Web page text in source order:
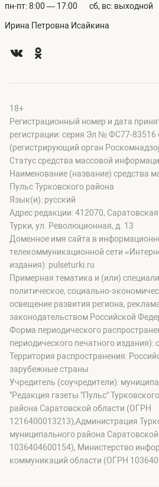
пн-пт: 8:00 — 17:00 сб, вс: выходной
Ирина Петровна Исайкина
18+
Регистрационный номер и дата
регистрации: серия Эл № ФС77-83516
(регистрирующий орган
Статус средства массовой
Наименование (название) средства
Пульс Турковского района
Язык(и): русский
Адрес редакции: 412070, Саратовская
Турки, ул. Революционная, д. 13
Доменное имя сайта в
телекоммуникационной сети
издания): pulseturki.ru
Примерная тематика и (или)
политическое, социально-
освещение развития региона,
законодательством Российской
Форма периодического
периодического печатного издания):
Территория распространения:
зарубежные страны
Учредитель (соучредители):
"Редакция газеты "Пульс"
района Саратовской области (ОГРН
1216400013213),Администрация
муниципального района
1036404600154), Министерство
коммуникаций области (ОГРН